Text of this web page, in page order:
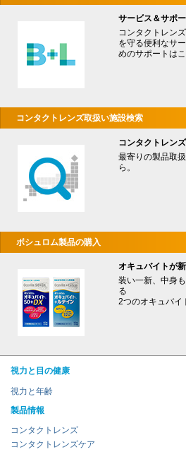
サービス＆サポ
コンタクトレン
を守る便利なサ
めのサポートはこ
コンタクトレンズ取扱い施設検索
コンタクトレン
最寄りの製品取
ら。
ボシュロム製品の購入
オキュバイトが
装い一新、中身
る
2つのオキュバイ
視力と目の健康
視力と年齢
製品情報
コンタクトレンズ
コンタクトレンズケア